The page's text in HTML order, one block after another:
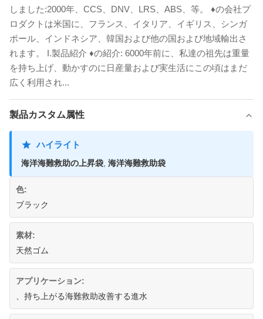
しました:2000年、CCS、DNV、LRS、ABS、等。 ♦の会社プ
ロダクトは米国に、フランス、イタリア、イギリス、シンガ
ポール、インドネシア、韓国および他の国および地域輸出さ
れます。 I.製品紹介 ♦の紹介: 6000年前に、私達の祖先は重量
を持ち上げ、動かすのに日産量および実生活にこの頃はまだ
広く利用され...
製品カスタム属性
ハイライト
海洋海難救助の上昇袋 海洋海難救助袋
色:
ブラック
素材:
天然ゴム
アプリケーション:
、持ち上がる海難救助改善する進水